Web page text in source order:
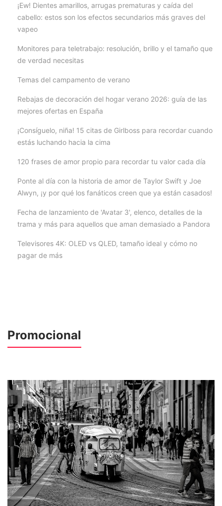
¡Ew! Dientes amarillos, arrugas prematuras y caída del
cabello: estos son los efectos secundarios más graves del
vapeo
Monitores para teletrabajo: resolución, brillo y el tamaño que
de verdad necesitas
Temas del campamento de verano
Rebajas de decoración del hogar verano 2026: guía de las
mejores ofertas en España
¡Consíguelo, niña! 15 citas de Girlboss para recordar cuando
estás luchando hacia la cima
120 frases de amor propio para recordar tu valor cada día
Ponte al día con la historia de amor de Taylor Swift y Joe
Alwyn, ¡y por qué los fanáticos creen que ya están casados!
Fecha de lanzamiento de 'Avatar 3', elenco, detalles de la
trama y más para aquellos que aman demasiado a Pandora
Televisores 4K: OLED vs QLED, tamaño ideal y cómo no
pagar de más
Promocional